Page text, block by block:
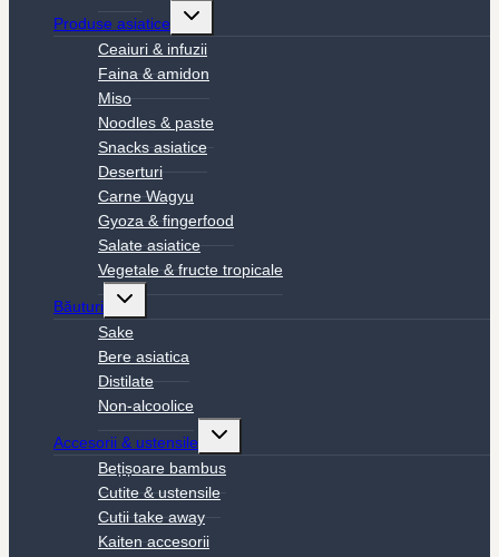
Produse asiatice
Toggle
menu
Ceaiuri & infuzii
Faina & amidon
Miso
Noodles & paste
Snacks asiatice
Deserturi
Carne Wagyu
Gyoza & fingerfood
Salate asiatice
Vegetale & fructe tropicale
Băuturi
Toggle
menu
Sake
Bere asiatica
Distilate
Non-alcoolice
Accesorii & ustensile
Toggle
menu
Bețișoare bambus
Cutite & ustensile
Cutii take away
Kaiten accesorii